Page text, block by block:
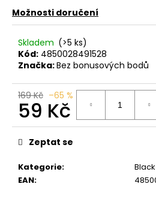
Možnosti doručení
Skladem (>5 ks)
Kód: 4850028491528
Značka:Bez bonusových bodů
169 Kč –65 %
59 Kč
Měrná
cena:
Kategorie:
EAN:
Zeptat se
j
e
m
e
LIO
POD
PASSION
FRUIT
59
Kč
99
Kč